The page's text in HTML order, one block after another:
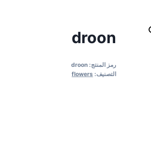
droon
رمز المنتج: droon
التصنيف: flowers